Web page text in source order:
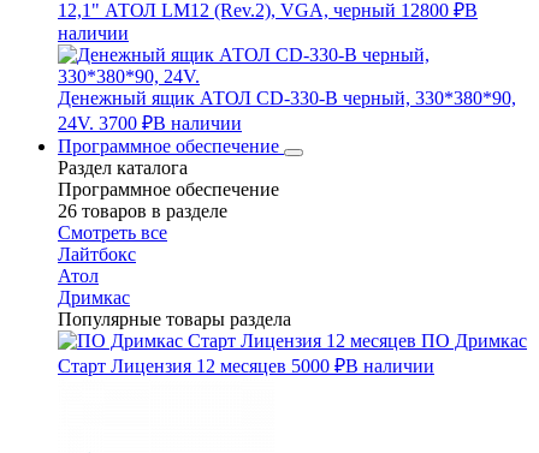
12,1" АТОЛ LM12 (Rev.2), VGA, черный 12800 ₽В
наличии
Денежный ящик АТОЛ CD-330-B черный, 330*380*90,
24V. 3700 ₽В наличии
Программное обеспечение
Раздел каталога
Программное обеспечение
26 товаров в разделе
Смотреть все
Лайтбокс
Атол
Дримкас
Популярные товары раздела
ПО Дримкас
Старт Лицензия 12 месяцев 5000 ₽В наличии